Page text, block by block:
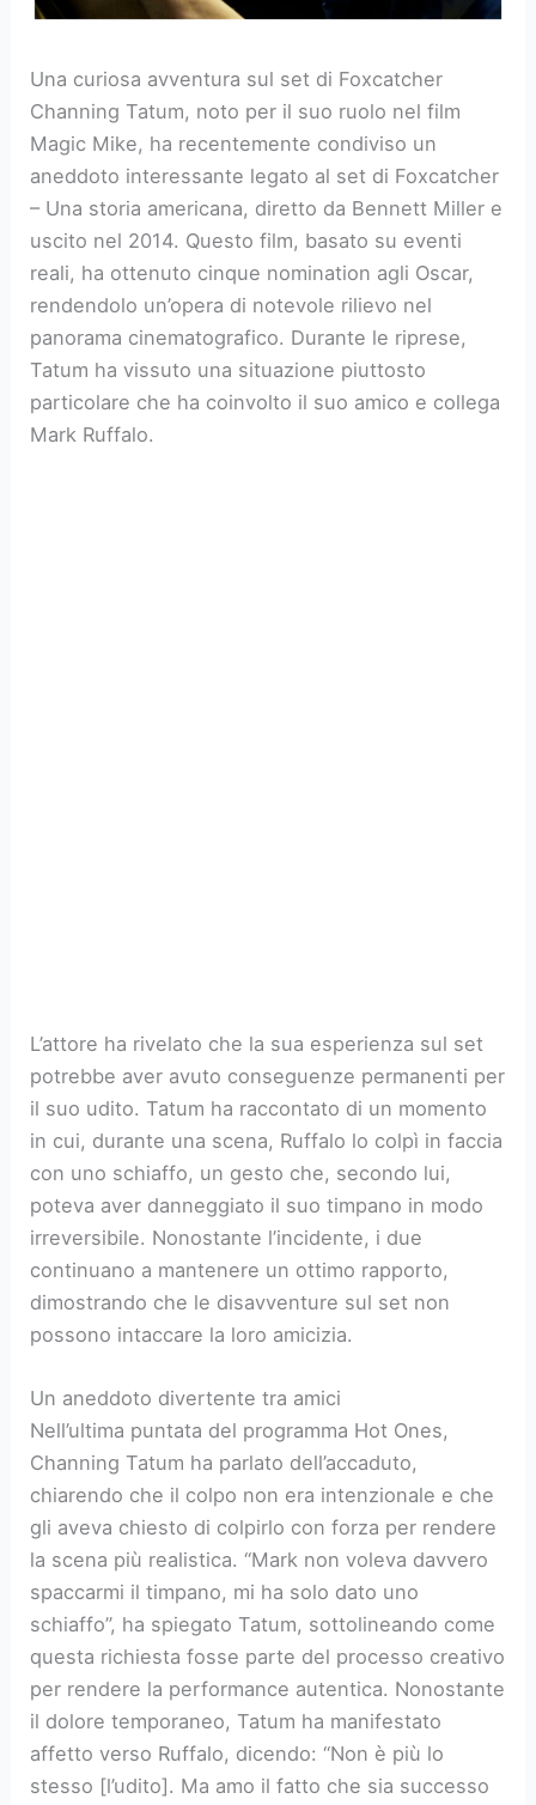
Una curiosa avventura sul set di Foxcatcher
Channing Tatum, noto per il suo ruolo nel film
Magic Mike, ha recentemente condiviso un
aneddoto interessante legato al set di Foxcatcher
– Una storia americana, diretto da Bennett Miller e
uscito nel 2014. Questo film, basato su eventi
reali, ha ottenuto cinque nomination agli Oscar,
rendendolo un’opera di notevole rilievo nel
panorama cinematografico. Durante le riprese,
Tatum ha vissuto una situazione piuttosto
particolare che ha coinvolto il suo amico e collega
Mark Ruffalo.
L’attore ha rivelato che la sua esperienza sul set
potrebbe aver avuto conseguenze permanenti per
il suo udito. Tatum ha raccontato di un momento
in cui, durante una scena, Ruffalo lo colpì in faccia
con uno schiaffo, un gesto che, secondo lui,
poteva aver danneggiato il suo timpano in modo
irreversibile. Nonostante l’incidente, i due
continuano a mantenere un ottimo rapporto,
dimostrando che le disavventure sul set non
possono intaccare la loro amicizia.
Un aneddoto divertente tra amici
Nell’ultima puntata del programma Hot Ones,
Channing Tatum ha parlato dell’accaduto,
chiarendo che il colpo non era intenzionale e che
gli aveva chiesto di colpirlo con forza per rendere
la scena più realistica. “Mark non voleva davvero
spaccarmi il timpano, mi ha solo dato uno
schiaffo”, ha spiegato Tatum, sottolineando come
questa richiesta fosse parte del processo creativo
per rendere la performance autentica. Nonostante
il dolore temporaneo, Tatum ha manifestato
affetto verso Ruffalo, dicendo: “Non è più lo
stesso [l’udito]. Ma amo il fatto che sia successo